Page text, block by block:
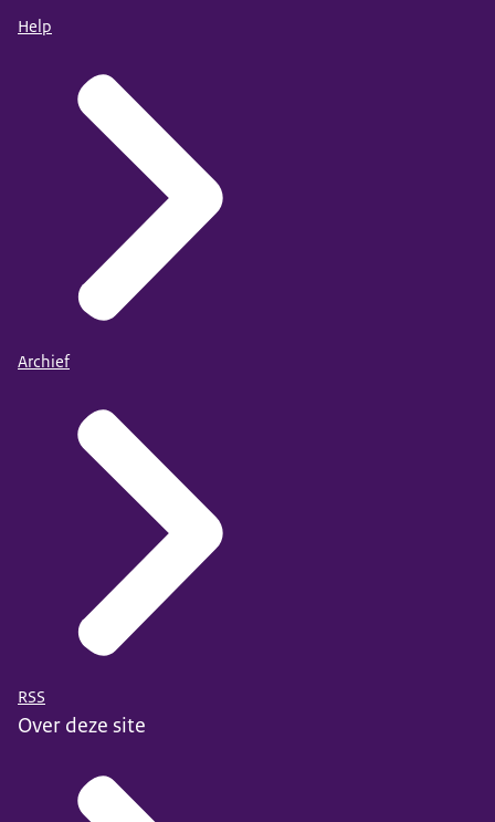
Help
Archief
RSS
Over deze site